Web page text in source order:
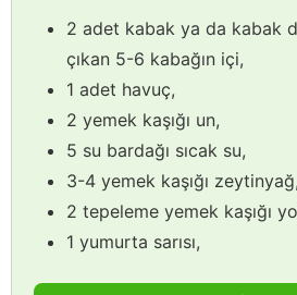
2 adet kabak ya da kabak
çıkan 5-6 kabağın içi,
1 adet havuç,
2 yemek kaşığı un,
5 su bardağı sıcak su,
3-4 yemek kaşığı zeytinyağ,
2 tepeleme yemek kaşığı
1 yumurta sarısı,